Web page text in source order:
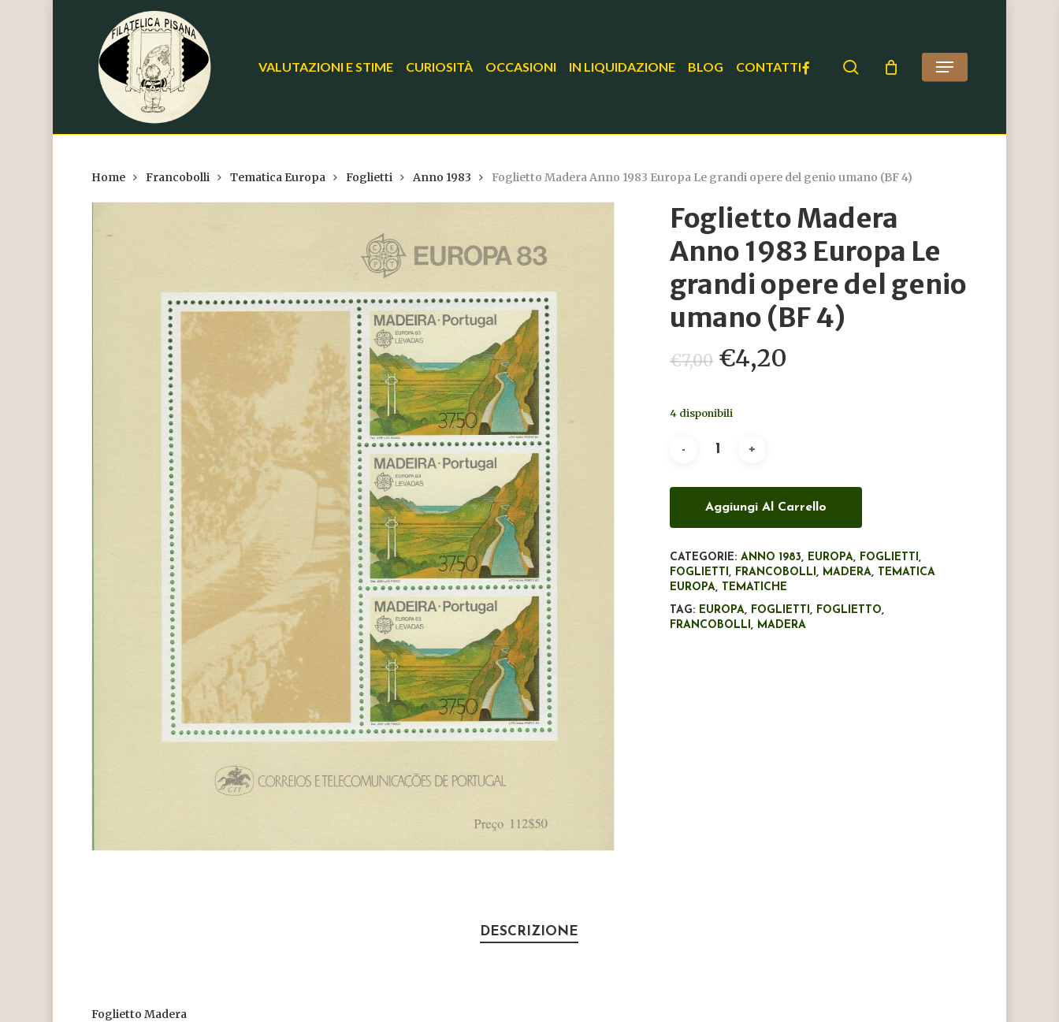
Hit enter to search or ESC to close
VALUTAZIONI E STIME CURIOSITÀ OCCASIONI IN LIQUIDAZIONE BLOG CONTATTIFACEBOOK search Menu
Home Francobolli Tematica Europa Foglietti Anno 1983 Foglietto Madera Anno 1983 Europa Le grandi opere del genio umano (BF 4)
Foglietto Madera
Anno 1983 Europa Le
grandi opere del genio
umano (BF 4)
€7,00 Il
prezzo
originale
€7,00.
€4,20
4 disponibili
Aggiungi Al Carrello
CATEGORIE:ANNO 1983, EUROPA, FOGLIETTI,
FOGLIETTI, FRANCOBOLLI, MADERA, TEMATICA
EUROPA, TEMATICHE
TAG: EUROPA, FOGLIETTI, FOGLIETTO,
FRANCOBOLLI, MADERA
DESCRIZIONE
Foglietto Madera